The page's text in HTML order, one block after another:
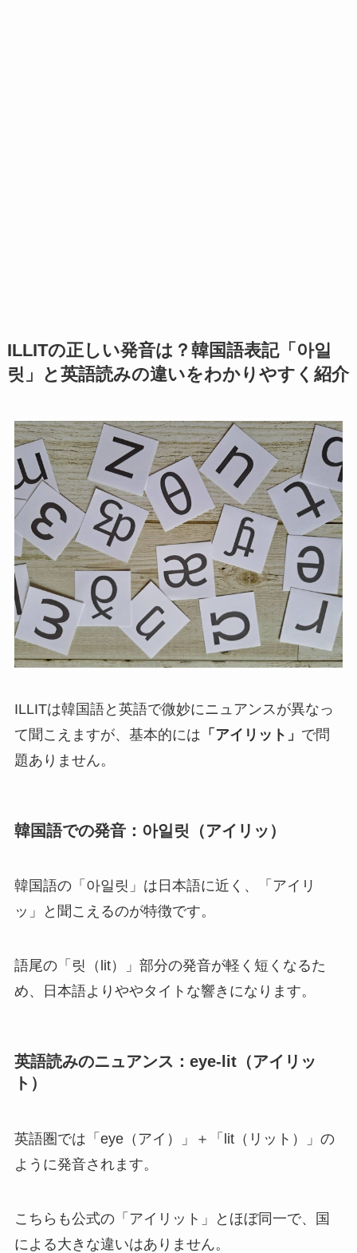
ILLITの正しい発音は？韓国語表記「아일
릿」と英語読みの違いをわかりやすく紹介
ILLITは韓国語と英語で微妙にニュアンスが異なっ
て聞こえますが、基本的には 「アイリット」 で問
題ありません。
韓国語での発音：아일릿（アイリッ）
韓国語の「아일릿」は日本語に近く、「アイリ
ッ」と聞こえるのが特徴です。
語尾の「릿（lit）」部分の発音が軽く短くなるた
め、日本語よりややタイトな響きになります。
英語読みのニュアンス：eye-lit（アイリッ
ト）
英語圏では「eye（アイ）」＋「lit（リット）」の
ように発音されます。
こちらも公式の「アイリット」とほぼ同一で、国
による大きな違いはありません。